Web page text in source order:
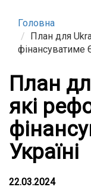
Головна
План для
фінансуватиме
План
які
Україні
22.03.2024